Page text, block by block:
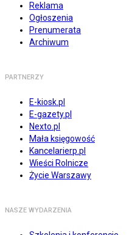
Reklama
Ogłoszenia
Prenumerata
Archiwum
PARTNERZY
E-kiosk.pl
E-gazety.pl
Nexto.pl
Mała księgowość
Kancelarierp.pl
Wieści Rolnicze
Życie Warszawy
NASZE WYDARZENIA